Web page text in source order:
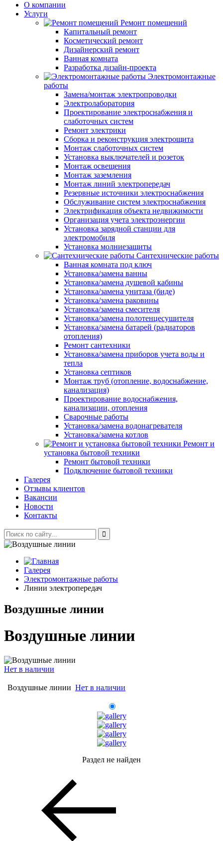
О компании
Услуги
Ремонт помещений
Капитальный ремонт
Косметический ремонт
Дизайнерский ремонт
Ванная комната
Разработка дизайн-проекта
Электромонтажные
работы
Замена/монтаж электропроводки
Электролаборатория
Проектирование электроснабжения и
слаботочных систем
Ремонт электрики
Сборка и реконструкция электрощита
Монтаж слаботочных систем
Установка выключателей и розеток
Монтаж освещения
Монтаж заземления
Монтаж линий электропередач
Резервные источники электроснабжения
Обслуживание систем электроснабжения
Электрификация объекта недвижимости
Организация учета электроэнергии
Установка зарядной станции для
электромобиля
Установка молниезащиты
Сантехнические работы
Ванная комната под ключ
Установка/замена ванны
Установка/замена душевой кабины
Установка/замена унитаза (биде)
Установка/замена раковины
Установка/замена смесителя
Установка/замена полотенцесушителя
Установка/замена батарей (радиаторов
отопления)
Ремонт сантехники
Установка/замена приборов учета воды и
тепла
Установка септиков
Монтаж труб (отопление, водоснабжение,
канализация)
Проектирование водоснабжения,
канализации, отопления
Сварочные работы
Установка/замена водонагревателя
Установка/замена котлов
Ремонт и
установка бытовой техники
Ремонт бытовой техники
Подключение бытовой техники
Галерея
Отзывы клиентов
Вакансии
Новости
Контакты
Галерея
Электромонтажные работы
Линии электропередач
Воздушные линии
Воздушные линии
Нет в наличии
Воздушные линии Нет в наличии
Раздел не найден